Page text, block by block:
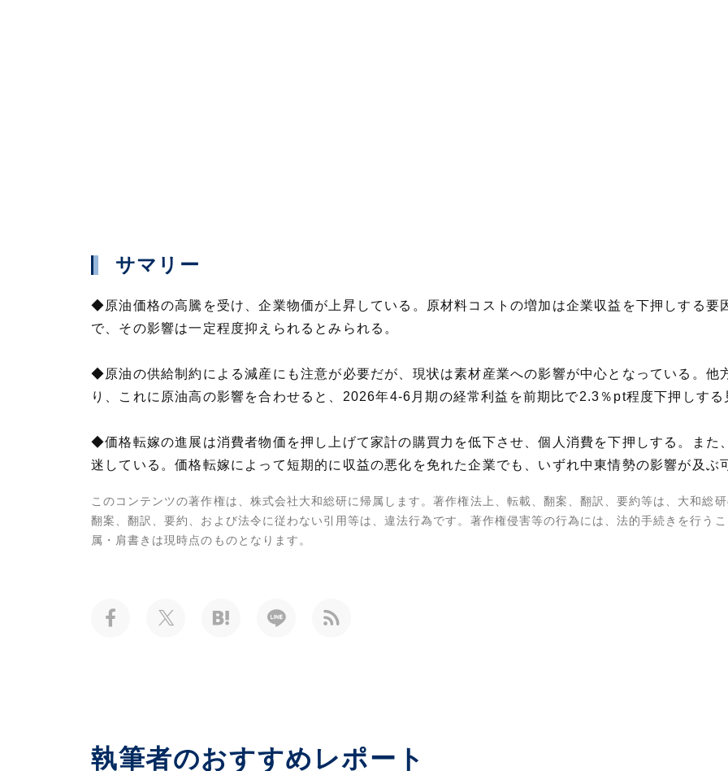
サマリー
◆原油価格の高騰を受け、企業物価が上昇している。原材料コストの増加は企業収益を下押しする要
で、その影響は一定程度抑えられるとみられる。
◆原油の供給制約による減産にも注意が必要だが、現状は素材産業への影響が中心となっている。他
り、これに原油高の影響を合わせると、2026年4-6月期の経常利益を前期比で2.3％pt程度下押しする
◆価格転嫁の進展は消費者物価を押し上げて家計の購買力を低下させ、個人消費を下押しする。また
迷している。価格転嫁によって短期的に収益の悪化を免れた企業でも、いずれ中東情勢の影響が及ぶ
このコンテンツの著作権は、株式会社大和総研に帰属します。著作権法上、転載、翻案、翻訳、要約等は、大和総
翻案、翻訳、要約、および法令に従わない引用等は、違法行為です。著作権侵害等の行為には、法的手続きを行う
属・肩書きは現時点のものとなります。
執筆者のおすすめレポート